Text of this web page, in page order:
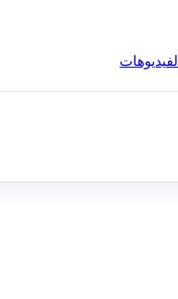
الفيديوهات